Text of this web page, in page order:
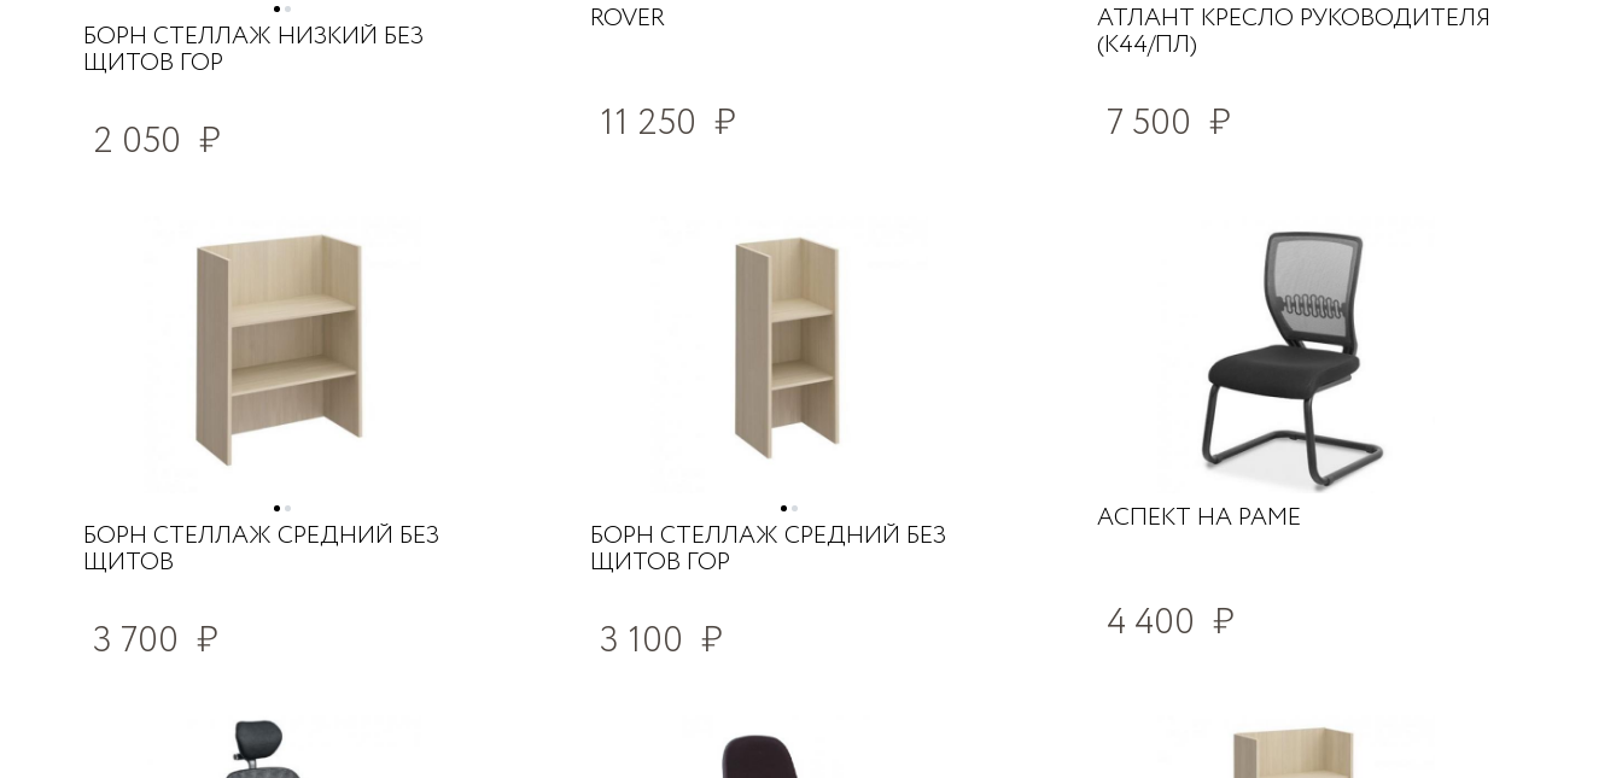
БОРН СТЕЛЛАЖ НИЗКИЙ БЕЗ
ЩИТОВ ГОР
2 050 ₽
ROVER
11 250 ₽
АТЛАНТ КРЕСЛО РУКОВОДИТЕЛЯ
(К44/ПЛ)
7 500 ₽
БОРН СТЕЛЛАЖ СРЕДНИЙ БЕЗ
ЩИТОВ
3 700 ₽
БОРН СТЕЛЛАЖ СРЕДНИЙ БЕЗ
ЩИТОВ ГОР
3 100 ₽
АСПЕКТ НА РАМЕ
4 400 ₽